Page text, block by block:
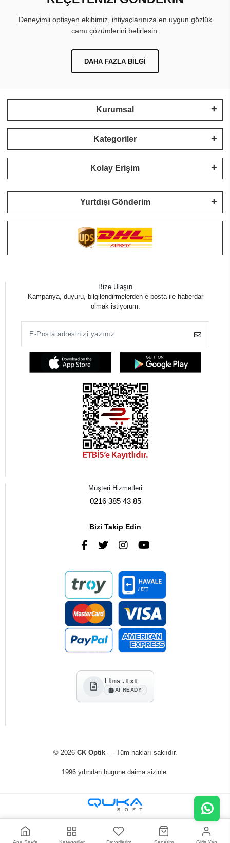
Deneyimli optisyen ekibimiz, ihtiyaçlarınıza en uygun gözlük
camı çözümlerini belirlesin.
DAHA FAZLA BILGI
Kurumsal
Kategoriler
Kolay Erişim
Yurtdışı Gönderim
Bize Ulaşın
Kampanya, duyuru, bilgilendirmelerden e-posta ile haberdar
olmak istiyorum.
Müşteri Hizmetleri
0216 385 43 85
Bizi Takip Edin
llms.txt
AI READY
© 2026 CK Optik— Tüm hakları saklıdır.
1996 yılından bugüne daima sizinle.